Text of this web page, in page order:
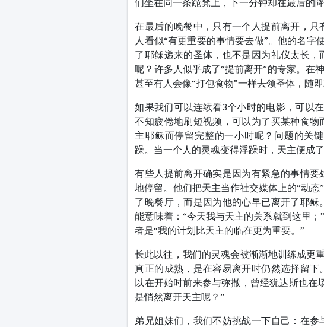
在最后的晚餐中，只有一个人提前离开，
人看似“有更重要的事情要去做”。他的名
了耶稣递来的圣体，也不是因为礼仪太长
呢？许多人似乎成了“提前离开”的专家。在
甚至有人会像“打包食物”一样去领圣体，随即
如果我们可以连续看3个小时的电影，可以
不知疲倦地刷短视频，可以为了买某种食
主耶稣而停留完整的一小时呢？问题的关
躁。当一个人的灵魂变得浮躁时，天主便成了
有些人提前离开确实是因为有紧急的事情
地停留。他们把天主当作社交媒体上的“动
了晚餐厅，而是因为他的心早已离开了耶
能意味着：“今天我与天主的关系就到这里
者是“我的计划比天主的临在更为重要。”
长此以往，我们的灵魂会被渐渐地训练成更
真正的成熟，是在容易离开时仍然选择留
以在开始时前来参与弥撒，曾经犹达斯也在
是悄然离开天主呢？”
弟兄姐妹们，我们不妨挑战一下自己：在